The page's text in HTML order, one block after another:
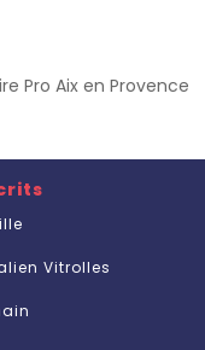
Pro Aix en Provence
Vitrolles